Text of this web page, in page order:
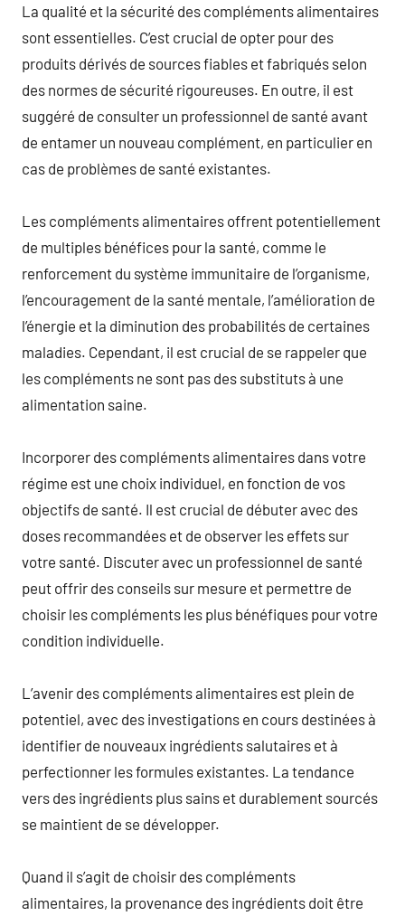
La qualité et la sécurité des compléments alimentaires
sont essentielles. C’est crucial de opter pour des
produits dérivés de sources fiables et fabriqués selon
des normes de sécurité rigoureuses. En outre, il est
suggéré de consulter un professionnel de santé avant
de entamer un nouveau complément, en particulier en
cas de problèmes de santé existantes.
Les compléments alimentaires offrent potentiellement
de multiples bénéfices pour la santé, comme le
renforcement du système immunitaire de l’organisme,
l’encouragement de la santé mentale, l’amélioration de
l’énergie et la diminution des probabilités de certaines
maladies. Cependant, il est crucial de se rappeler que
les compléments ne sont pas des substituts à une
alimentation saine.
Incorporer des compléments alimentaires dans votre
régime est une choix individuel, en fonction de vos
objectifs de santé. Il est crucial de débuter avec des
doses recommandées et de observer les effets sur
votre santé. Discuter avec un professionnel de santé
peut offrir des conseils sur mesure et permettre de
choisir les compléments les plus bénéfiques pour votre
condition individuelle.
L’avenir des compléments alimentaires est plein de
potentiel, avec des investigations en cours destinées à
identifier de nouveaux ingrédients salutaires et à
perfectionner les formules existantes. La tendance
vers des ingrédients plus sains et durablement sourcés
se maintient de se développer.
Quand il s’agit de choisir des compléments
alimentaires, la provenance des ingrédients doit être